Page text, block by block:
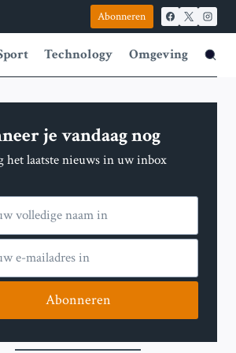
Abonneren
Technology Omgeving
je vandaag nog
het laatste nieuws in uw inbox
Abonneren